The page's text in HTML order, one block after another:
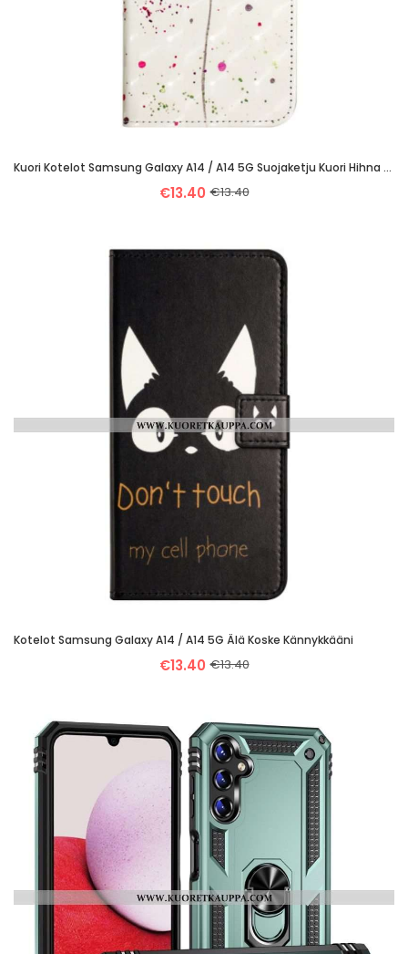
Kuori Kotelot Samsung Galaxy A14 / A14 5G Suojaketju Kuori Hihna Poppy
€13.40 €13.40
Kotelot Samsung Galaxy A14 / A14 5G Älä Koske Kännykkääni
€13.40 €13.40